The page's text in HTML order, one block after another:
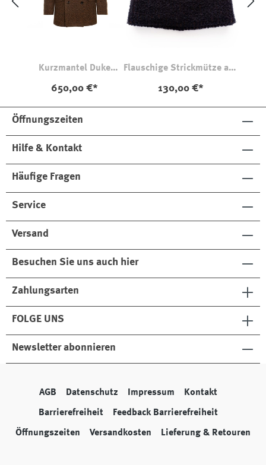
Kurzmantel Duke
650,00 €*
Flauschige Strickmütze aus
130,00 €*
Öffnungszeiten
Hilfe & Kontakt
Häufige Fragen
Service
Versand
Besuchen Sie uns auch hier
Zahlungsarten
FOLGE UNS
Newsletter abonnieren
AGB Datenschutz Impressum Kontakt
Barrierefreiheit Feedback Barrierefreiheit
Öffnungszeiten Versandkosten Lieferung & Retouren